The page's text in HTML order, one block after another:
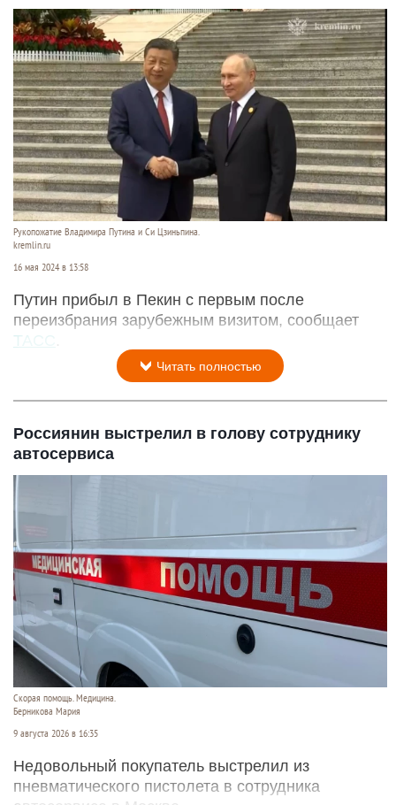
Рукопожатие Владимира Путина и Си Цзиньпина.
kremlin.ru
16 мая 2024 в 13:58
Путин прибыл в Пекин с первым после
переизбрания зарубежным визитом, сообщает
ТАСС
Читать полностью
Россиянин выстрелил в голову сотруднику
автосервиса
Скорая помощь. Медицина.
Берникова Мария
9 августа 2026 в 16:35
Недовольный покупатель выстрелил из
пневматического пистолета в сотрудника